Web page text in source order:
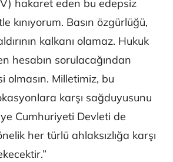
hakaret eden bu edepsiz
kınıyorum. Basın özgürlüğü,
kalkanı olamaz. Hukuk
hesabın sorulacağından
olmasın. Milletimiz, bu
karşı sağduyusunu
Cumhuriyeti Devleti de
her türlü ahlaksızlığa karşı